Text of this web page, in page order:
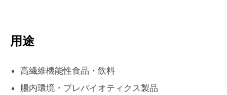
用途
高繊維機能性食品・飲料
腸内環境・プレバイオティクス製品